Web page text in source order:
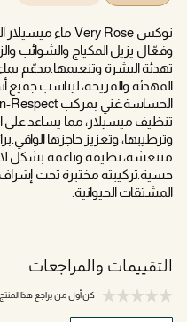
وفعّال يزيل المكياج والشوائب
تهدئة البشرة وتنعيمها.مدعّم
المهدئة والمريحة، ليناسب جميع
تنظيف ميسيلار، مما يساعد على
وترطيبها، وتعزيز حاجزها
منتعشة، نظيفة وناعمة بشكل لا
حسية.تركيبته مختبرة تحت إشراف
المشتقات الحيوانية.
التقييمات والمراجعات
كن أول من يراجع هذا المنتج